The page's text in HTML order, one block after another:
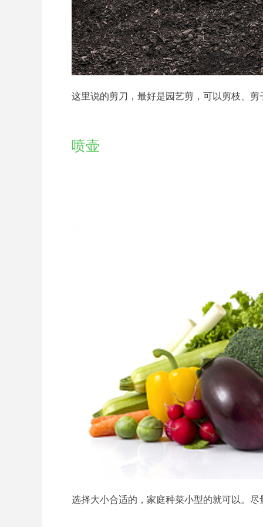
这里说的剪刀，最好是园艺剪，可以剪枝、
喷壶
选择大小合适的，家庭种菜小型的就可以。